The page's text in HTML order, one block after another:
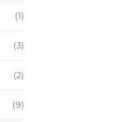
(1)
(3)
(2)
(9)